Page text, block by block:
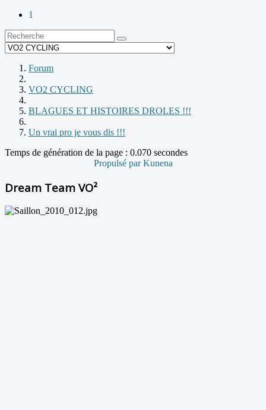
1
Forum
VO2 CYCLING
BLAGUES ET HISTOIRES DROLES !!!
Un vrai pro je vous dis !!!
Temps de génération de la page : 0.070 secondes
Propulsé parKunena
Dream Team VO²